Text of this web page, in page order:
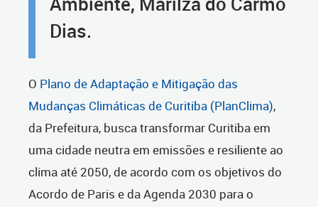
Dias.
O Plano de Adaptação e Mitigação das
Mudanças Climáticas de Curitiba (PlanClima),
da Prefeitura, busca transformar Curitiba em
uma cidade neutra em emissões e resiliente ao
clima até 2050, de acordo com os objetivos do
Acordo de Paris e da Agenda 2030 para o